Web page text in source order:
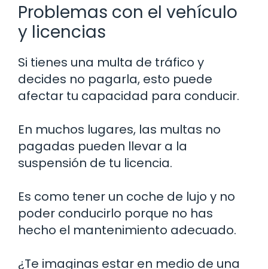
Problemas con el vehículo
y licencias
Si tienes una multa de tráfico y
decides no pagarla, esto puede
afectar tu capacidad para conducir.
En muchos lugares, las multas no
pagadas pueden llevar a la
suspensión de tu licencia.
Es como tener un coche de lujo y no
poder conducirlo porque no has
hecho el mantenimiento adecuado.
¿Te imaginas estar en medio de una